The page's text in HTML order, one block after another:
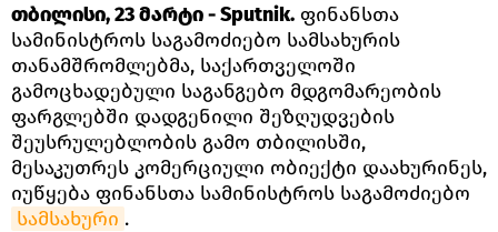
თბილისი, 23 მარტი - Sputnik. ფინანსთა
სამინისტროს საგამოძიებო სამსახურის
თანამშრომლებმა, საქართველოში
გამოცხადებული საგანგებო მდგომარეობის
ფარგლებში დადგენილი შეზღუდვების
შეუსრულებლობის გამო თბილისში,
მესაკუთრეს კომერციული ობიექტი დაახურინეს,
იუწყება ფინანსთა სამინისტროს საგამოძიებო
სამსახური .